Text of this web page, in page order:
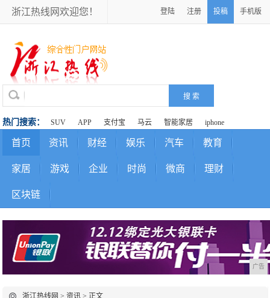
浙江热线网欢迎您！ 登陆 注册 投稿 手机版
热门搜索： SUV APP 支付宝 马云 智能家居 iphone
首页 资讯 财经 娱乐 汽车 教育
家居 游戏 企业 时尚 微商 理财
区块链
广告
浙江热线网 >资讯 > 正文